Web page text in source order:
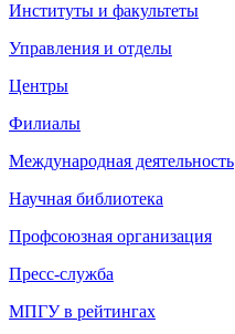
Институты и факультеты
Управления и отделы
Центры
Филиалы
Международная деятельность
Научная библиотека
Профсоюзная организация
Пресс-служба
МПГУ в рейтингах